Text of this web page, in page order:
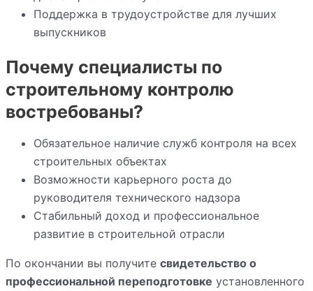
Поддержка в трудоустройстве для лучших
выпускников
Почему специалисты по
строительному контролю
востребованы?
Обязательное наличие служб контроля на всех
строительных объектах
Возможности карьерного роста до
руководителя технического надзора
Стабильный доход и профессиональное
развитие в строительной отрасли
По окончании вы получите свидетельство о
профессиональной переподготовке установленного